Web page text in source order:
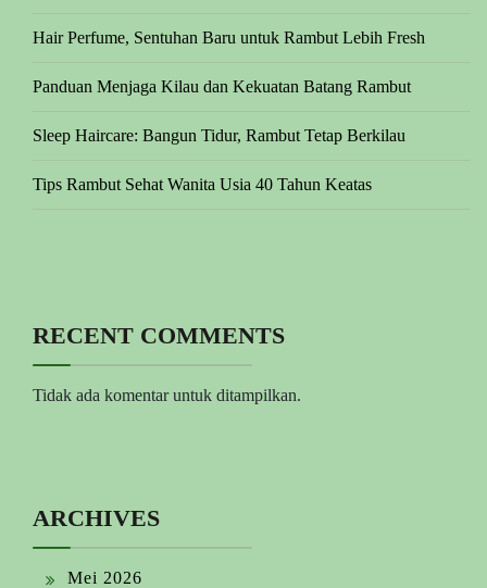
Hair Perfume, Sentuhan Baru untuk Rambut Lebih Fresh
Panduan Menjaga Kilau dan Kekuatan Batang Rambut
Sleep Haircare: Bangun Tidur, Rambut Tetap Berkilau
Tips Rambut Sehat Wanita Usia 40 Tahun Keatas
RECENT COMMENTS
Tidak ada komentar untuk ditampilkan.
ARCHIVES
Mei 2026